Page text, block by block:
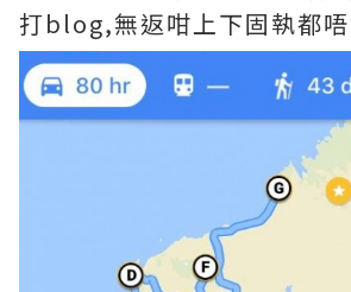
打blog,無返咁上下固執都唔